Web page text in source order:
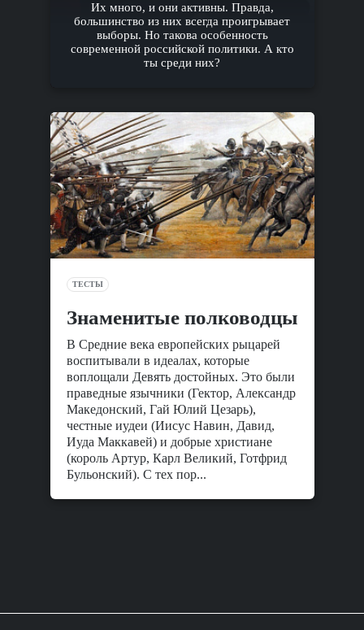
Их много, и они активны. Правда,
большинство из них всегда проигрывает
выборы. Но такова особенность
современной российской политики. А кто
ты среди них?
ТЕСТЫ
Знаменитые полководцы
В Средние века европейских рыцарей
воспитывали в идеалах, которые
воплощали Девять достойных. Это были
праведные язычники (Гектор, Александр
Македонский, Гай Юлий Цезарь),
честные иудеи (Иисус Навин, Давид,
Иуда Маккавей) и добрые христиане
(король Артур, Карл Великий, Готфрид
Бульонский). С тех пор...